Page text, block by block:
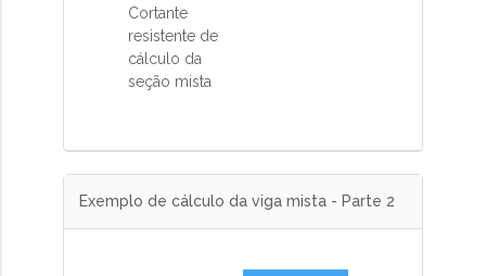
Cortante
resistente de
cálculo da
seção mista
Exemplo de cálculo da viga mista - Parte 2